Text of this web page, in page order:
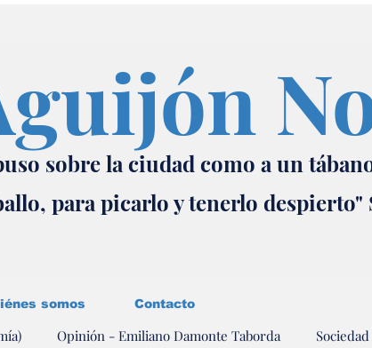
sobre la ciudad como a un
para picarlo y tenerlo despierto"
Opinión - Emiliano Damonte Taborda Sociedad
somos Contacto